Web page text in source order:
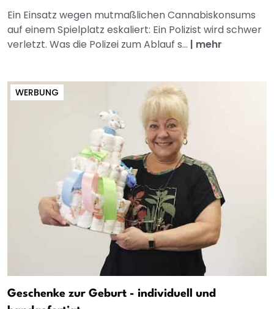
Ein Einsatz wegen mutmaßlichen Cannabiskonsums
auf einem Spielplatz eskaliert: Ein Polizist wird schwer
verletzt. Was die Polizei zum Ablauf s... | mehr
WERBUNG
Geschenke zur Geburt - individuell und